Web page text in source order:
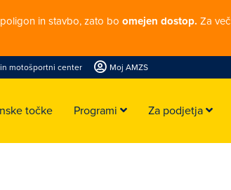
in stavbo, zato bo omejen dostop. Za
motošportni center Moj AMZS
točke Programi Za podjetja